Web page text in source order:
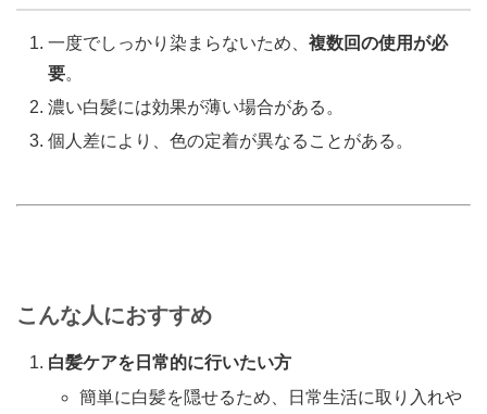
一度でしっかり染まらないため、複数回の使用が必
要。
濃い白髪には効果が薄い場合がある。
個人差により、色の定着が異なることがある。
こんな人におすすめ
白髪ケアを日常的に行いたい方
簡単に白髪を隠せるため、日常生活に取り入れや